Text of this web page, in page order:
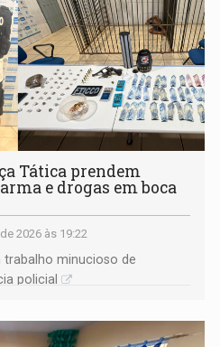
Tática prendem
e drogas em boca
2026 às 19:22
minucioso de
policial